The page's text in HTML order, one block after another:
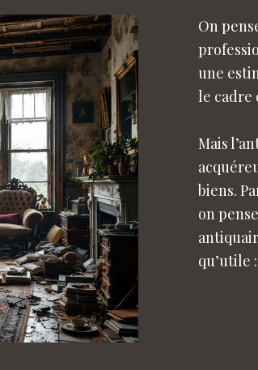
On
une
le cadre
Mais
biens.
on
qu’utile